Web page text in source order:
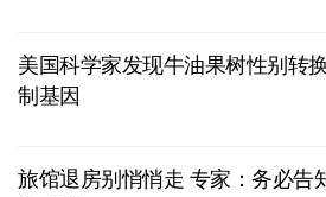
美国科学家发现牛油果树性别转
制基因
旅馆退房别悄悄走 专家：务必告